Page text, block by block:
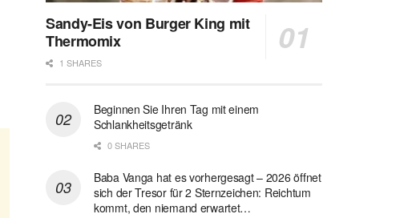
Sandy-Eis von Burger King mit
Thermomix
1 SHARES
Beginnen Sie Ihren Tag mit einem
Schlankheitsgetränk
0 SHARES
Baba Vanga hat es vorhergesagt – 2026 öffnet
sich der Tresor für 2 Sternzeichen: Reichtum
kommt, den niemand erwartet…